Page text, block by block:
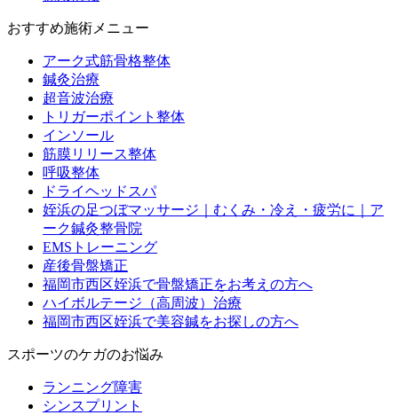
おすすめ施術メニュー
アーク式筋骨格整体
鍼灸治療
超音波治療
トリガーポイント整体
インソール
筋膜リリース整体
呼吸整体
ドライヘッドスパ
姪浜の足つぼマッサージ｜むくみ・冷え・疲労に｜ア
ーク鍼灸整骨院
EMSトレーニング
産後骨盤矯正
福岡市西区姪浜で骨盤矯正をお考えの方へ
ハイボルテージ（高周波）治療
福岡市西区姪浜で美容鍼をお探しの方へ
スポーツのケガのお悩み
ランニング障害
シンスプリント